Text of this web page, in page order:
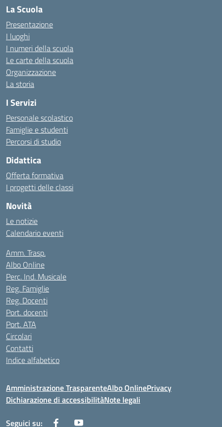
La Scuola
Presentazione
I luoghi
I numeri della scuola
Le carte della scuola
Organizzazione
La storia
I Servizi
Personale scolastico
Famiglie e studenti
Percorsi di studio
Didattica
Offerta formativa
I progetti delle classi
Novità
Le notizie
Calendario eventi
Amm. Trasp.
Albo Online
Perc. Ind. Musicale
Reg. Famiglie
Reg. Docenti
Port. docenti
Port. ATA
Circolari
Contatti
Indice alfabetico
Amministrazione TrasparenteAlbo OnlinePrivacy
Dichiarazione di accessibilitàNote legali
Seguici su: